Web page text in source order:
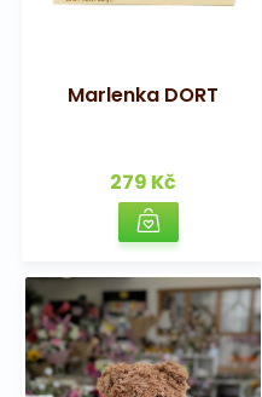
Marlenka DORT
279 Kč